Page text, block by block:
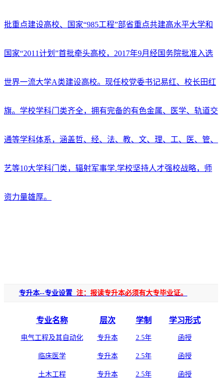
批重点建设高校、国家“985工程”部省重点共建高水平大学和
国家“2011计划”首批牵头高校，2017年9月经国务院批准入选
世界一流大学A类建设高校。现任校党委书记易红、校长田红
旗。学校学科门类齐全，拥有完备的有色金属、医学、轨道交
通等学科体系，涵盖哲、经、法、教、文、理、工、医、管、
艺等10大学科门类，辐射军事学.学校坚持人才强校战略，师
资力量雄厚。
专升本--专业设置 注：报读专升本必须有大专毕业证。
专业名称 层次 学制 学习形式
电气工程及其自动化 专升本 2.5年 函授
临床医学 专升本 2.5年 函授
土木工程 专升本 2.5年 函授